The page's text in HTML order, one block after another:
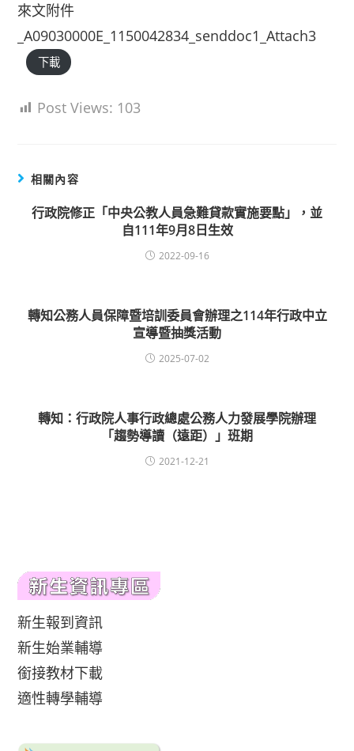
來文附件
_A09030000E_1150042834_senddoc1_Attach3
下載
Post Views: 103
相關內容
行政院修正「中央公教人員急難貸款實施要點」，並
自111年9月8日生效
2022-09-16
轉知公務人員保障暨培訓委員會辦理之114年行政中立
宣導暨抽獎活動
2025-07-02
轉知：行政院人事行政總處公務人力發展學院辦理
「趨勢導讀（遠距）」班期
2021-12-21
新生報到資訊
新生始業輔導
銜接教材下載
適性轉學輔導